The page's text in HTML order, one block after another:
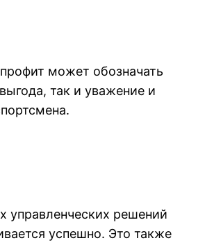
может обозначать
так и уважение и
управленческих решений
успешно. Это также